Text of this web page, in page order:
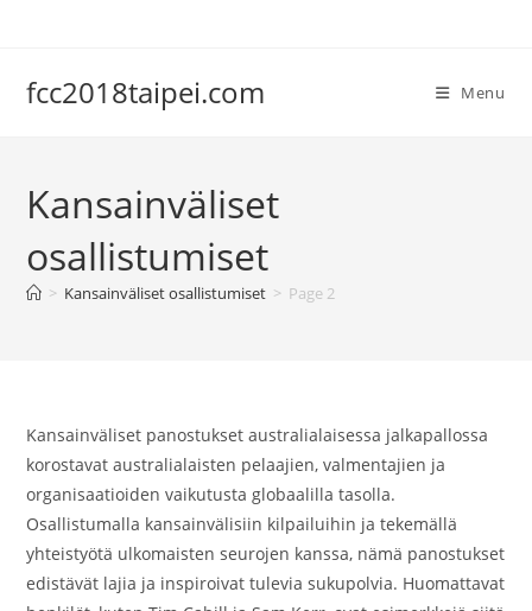
fcc2018taipei.com Menu
Kansainväliset
osallistumiset
> Kansainväliset osallistumiset > Page 2
Kansainväliset panostukset australialaisessa jalkapallossa
korostavat australialaisten pelaajien, valmentajien ja
organisaatioiden vaikutusta globaalilla tasolla.
Osallistumalla kansainvälisiin kilpailuihin ja tekemällä
yhteistyötä ulkomaisten seurojen kanssa, nämä panostukset
edistävät lajia ja inspiroivat tulevia sukupolvia. Huomattavat